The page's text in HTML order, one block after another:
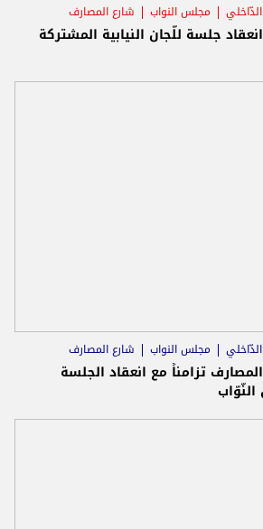
مجلس النواب شارع المصارف
جلسة للّجان النيابية المشتركة
مجلس النواب شارع المصارف
تزامناً مع انعقاد الجلسة